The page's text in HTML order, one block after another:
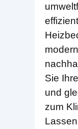
Sie
und
zum